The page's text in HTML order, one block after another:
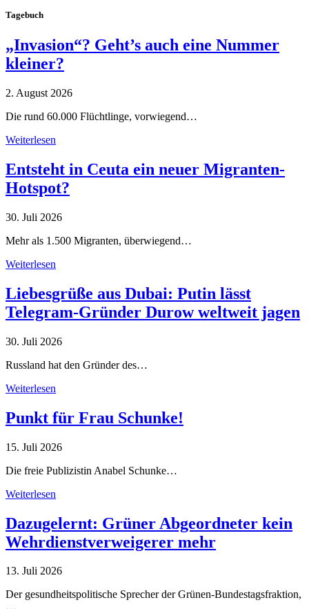
Tagebuch
„Invasion“? Geht’s auch eine Nummer
kleiner?
2. August 2026
Die rund 60.000 Flüchtlinge, vorwiegend…
Weiterlesen
Entsteht in Ceuta ein neuer Migranten-
Hotspot?
30. Juli 2026
Mehr als 1.500 Migranten, überwiegend…
Weiterlesen
Liebesgrüße aus Dubai: Putin lässt
Telegram-Gründer Durow weltweit jagen
30. Juli 2026
Russland hat den Gründer des…
Weiterlesen
Punkt für Frau Schunke!
15. Juli 2026
Die freie Publizistin Anabel Schunke…
Weiterlesen
Dazugelernt: Grüner Abgeordneter kein
Wehrdienstverweigerer mehr
13. Juli 2026
Der gesundheitspolitische Sprecher der Grünen-Bundestagsfraktion,